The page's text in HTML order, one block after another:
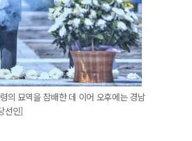
의 묘역을 참배한 데 이어 오후에는 경남
선인]